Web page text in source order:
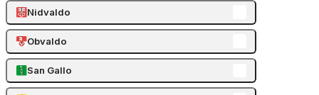
Nidvaldo
Obvaldo
San Gallo